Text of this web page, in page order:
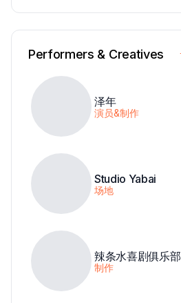
Performers & Creatives
泽年
演员&制作
Studio Yabai
场地
辣条水喜剧俱乐部
制作